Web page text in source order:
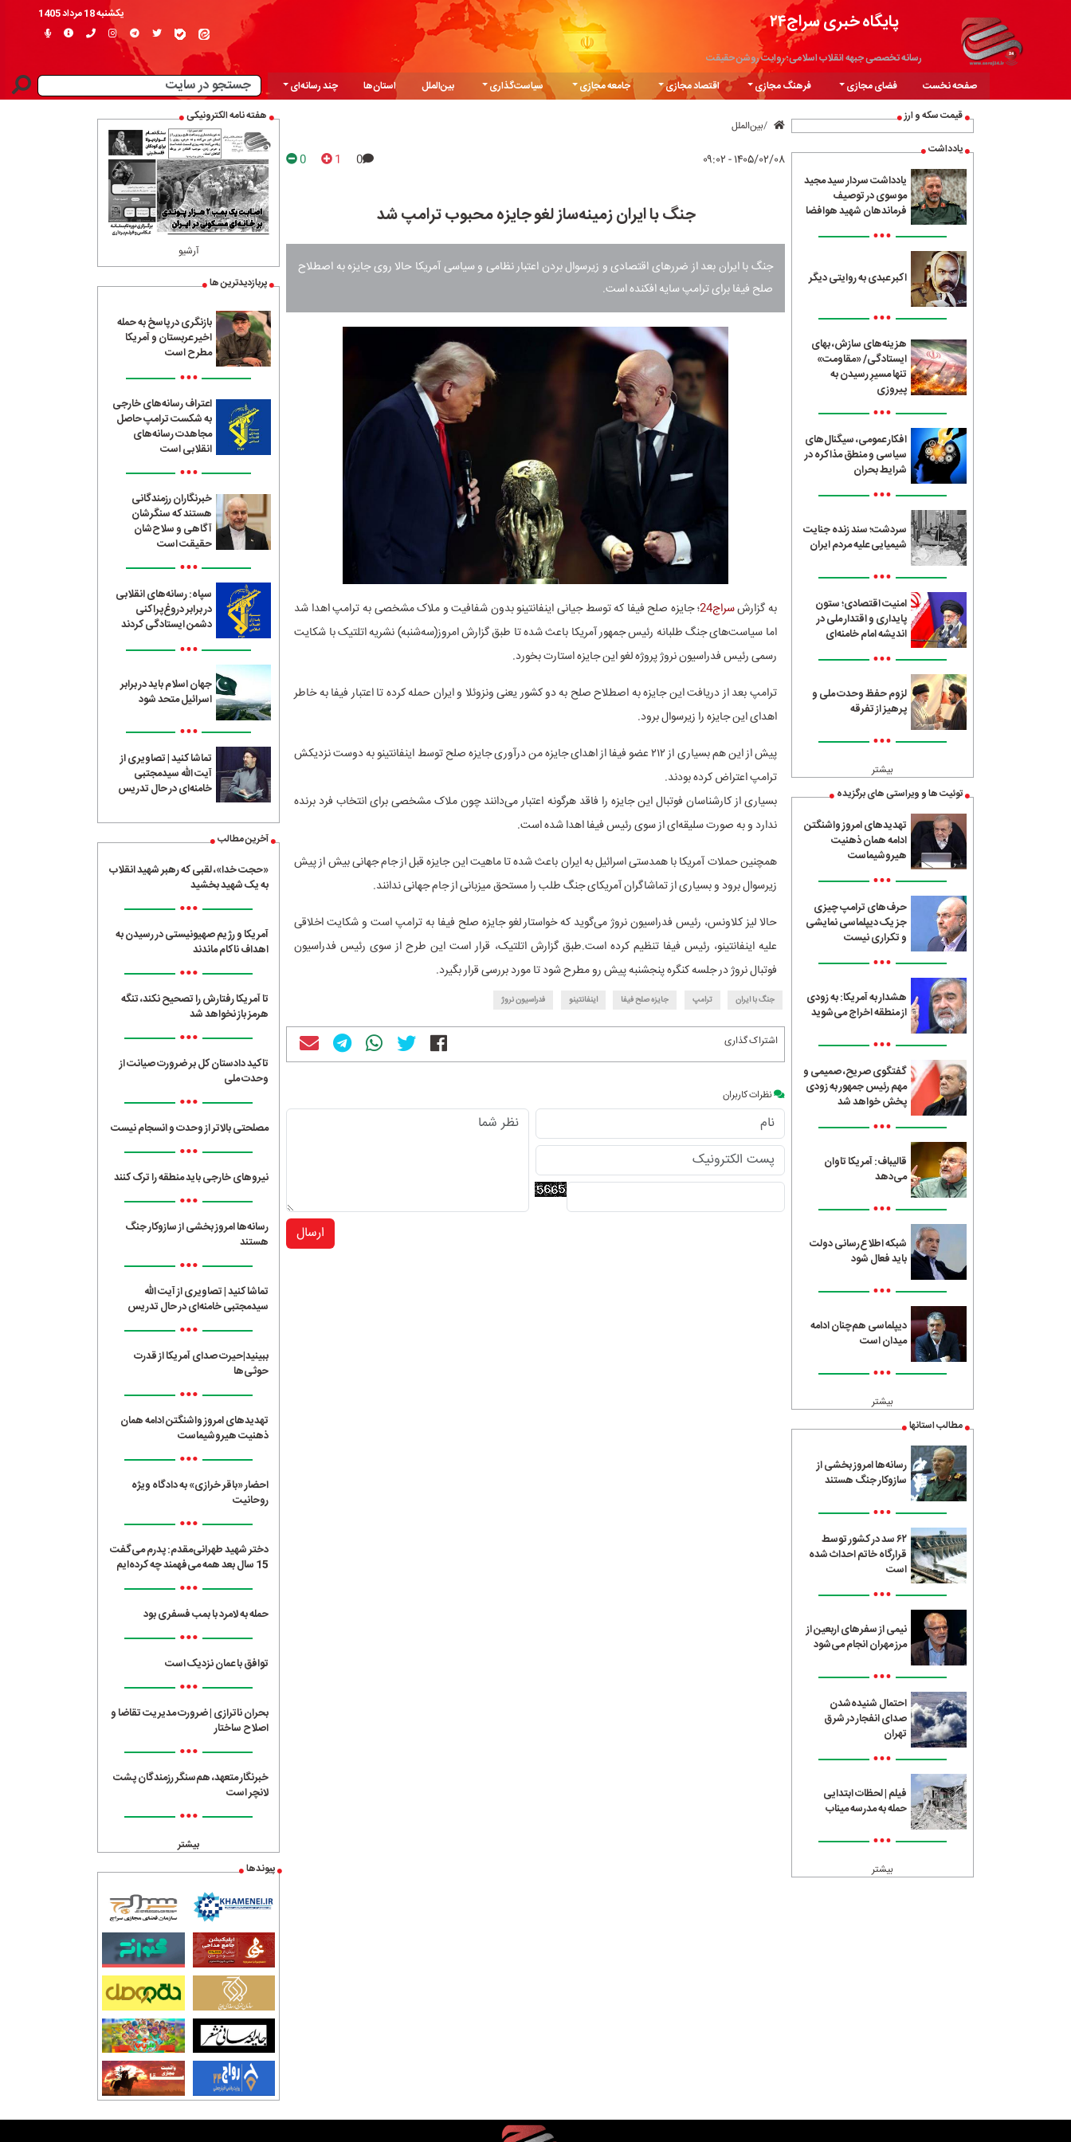
پایگاه خبری سراج۲۴
رسانه تخصصی جبهه انقلاب اسلامی؛ روایت روشن حقیقت
یکشنبه 18 مرداد 1405
صفحه نخست فضای مجازی فرهنگ مجازی اقتصاد مجازی جامعه مجازی سیاست‌گذاری بین‌الملل استان‌ها
چند رسانه‌ای
قیمت سکه و ارز
یادداشت
یادداشت سردار سید مجید
موسوی در توصیف
فرماندهان شهید هوافضا
•••
اکبر عبدی به روایتی دیگر
•••
هزینه‌های سازش، بهای
ایستادگی/ «مقاومت»
تنها مسیرِ رسیدن به
پیروزی
•••
افکار عمومی، سیگنال‌های
سیاسی و منطق مذاکره در
شرایط بحران
•••
سردشت؛ سند زنده جنایت
شیمیایی علیه مردم ایران
•••
امنیت اقتصادی؛ ستون
پایداری و اقتدار ملی در
اندیشه امام خامنه‌ای
•••
لزوم حفظ وحدت ملی و
پرهیز از تفرقه
•••
بیشتر
توئیت ها و ویراستی های برگزیده
تهدیدهای امروز واشنگتن
ادامه همان ذهنیت
هیروشیماست
•••
حرف‌های ترامپ چیزی
جز یک دیپلماسی نمایشی
و تکراری نیست
•••
هشدار به آمریکا: به زودی
از منطقه اخراج می‌شوید
•••
گفتگوی صریح، صمیمی و
مهم رئیس جمهور به زودی
پخش خواهد شد
•••
قالیباف: آمریکا تاوان
می‌دهد
•••
شبکه اطلاع‌رسانی دولت
باید فعال شود
•••
دیپلماسی هم‌چنان ادامه
میدان است
•••
بیشتر
مطالب استانها
رسانه‌ها امروز بخشی از
سازوکار جنگ هستند
•••
۶۲ سد در کشور توسط
قرارگاه خاتم احداث شده
است
•••
نیمی از سفرهای اربعین از
مرز مهران انجام می‌شود
•••
احتمال شنیده‌شدن
صدای انفجار در شرق
تهران
•••
فیلم | لحظات ابتدایی
حمله به مدرسه میناب
•••
بیشتر
بین‌الملل
۱۴۰۵/۰۲/۰۸ - ۰۹:۰۲ 0
1
0
جنگ با ایران زمینه‌ساز لغو جایزه محبوب ترامپ شد
جنگ با ایران بعد از ضررهای اقتصادی و زیرسوال بردن اعتبار نظامی و سیاسی آمریکا حالا روی جایزه به اصطلاح
صلح فیفا برای ترامپ سایه افکنده است.
به گزارشسراج24 ؛جایزه صلح فیفا که توسط جیانی اینفانتینو بدون شفافیت و ملاک مشخصی به ترامپ اهدا شد
اما سیاست‌های جنگ طلبانه رئیس جمهور آمریکا باعث شده تا طبق گزارش امروز(سه‌شنبه) نشریه اتلتیک با شکایت
رسمی رئیس فدراسیون نروژ پروژه لغو این جایزه استارت بخورد.
ترامپ بعد از دریافت این جایزه به اصطلاح صلح به دو کشور یعنی ونزوئلا و ایران حمله کرده تا اعتبار فیفا به خاطر
اهدای این جایزه را زیرسوال برود.
پیش از این هم بسیاری از ۲۱۲ عضو فیفا از اهدای جایزه من درآوری جایزه صلح توسط اینفانتینو به دوست نزدیکش
ترامپ اعتراض کرده بودند.
بسیاری از کارشناسان فوتبال این جایزه را فاقد هرگونه اعتبار می‌دانند چون ملاک مشخصی برای انتخاب فرد برنده
ندارد و به صورت سلیقه‌ای از سوی رئیس فیفا اهدا شده است.
همچنین حملات آمریکا با همدستی اسرائیل به ایران باعث شده تا ماهیت این جایزه قبل از جام جهانی بیش از پیش
زیرسوال برود و بسیاری از تماشاگران آمریکای جنگ طلب را مستحق میزبانی از جام جهانی ندانند.
حالا لیز کلاونس، رئیس فدراسیون نروژ می‌گوید که خواستار لغو جایزه صلح فیفا به ترامپ است و شکایت اخلاقی
علیه اینفانتینو، رئیس فیفا تنظیم کرده است.طبق گزارش اتلتیک، قرار است این طرح از سوی رئیس فدراسیون
فوتبال نروژ در جلسه کنگره پنجشنبه پیش رو مطرح شود تا مورد بررسی قرار بگیرد.
جنگ با ایران ترامپ جایزه صلح فیفا اینفانتینو فدراسیون نروژ
اشتراک گذاری
نظرات کاربران
ارسال
هفته نامه الکترونیکی
آرشیو
پربازدیدترین ها
بازنگری در پاسخ به حمله
اخیر عربستان و آمریکا
مطرح است
•••
اعتراف رسانه‌های خارجی
به شکست ترامپ حاصل
مجاهدت رسانه‌های
انقلابی است
•••
خبرنگاران رزمندگانی
هستند که سنگرشان
آگاهی و سلاح‌شان
حقیقت است
•••
سپاه: رسانه‌های انقلابی
در برابر دروغ‌پراکنی
دشمن ایستادگی کردند
•••
جهان اسلام باید در برابر
اسرائیل متحد شود
•••
تماشا کنید | تصاویری از
آیت الله سیدمجتبی
خامنه‌ای در حال تدریس
آخرین مطالب
«حجت خدا»، لقبی که رهبر شهید انقلاب
به یک شهید بخشید
•••
آمریکا و رژیم صهیونیستی در رسیدن به
اهداف ناکام ماندند
•••
تا آمریکا رفتارش را تصحیح نکند، تنگه
هرمز باز نخواهد شد
•••
تاکید دادستان کل بر ضرورت صیانت از
وحدت ملی
•••
مصلحتی بالاتر از وحدت و انسجام نیست
•••
نیروهای خارجی باید منطقه را ترک کنند
•••
رسانه‌ها امروز بخشی از سازوکار جنگ
هستند
•••
تماشا کنید | تصاویری از آیت الله
سیدمجتبی خامنه‌ای در حال تدریس
•••
ببینید|حیرت صدای آمریکا از قدرت
حوثی‌ها
•••
تهدیدهای امروز واشنگتن ادامه همان
ذهنیت هیروشیماست
•••
احضار «باقر خرازی» به دادگاه ویژه
روحانیت
•••
دختر شهید طهرانی‌مقدم: پدرم می‌گفت
15 سال بعد همه می‌فهمند چه کرده‌ایم
•••
حمله به لامرد با بمب فسفری بود
•••
توافق با عمان نزدیک است
•••
بحران ناترازی | ضرورت مدیریت تقاضا و
اصلاح ساختار
•••
خبرنگار متعهد، هم‌سنگر رزمندگان پشت
لانچر است
•••
بیشتر
پیوندها